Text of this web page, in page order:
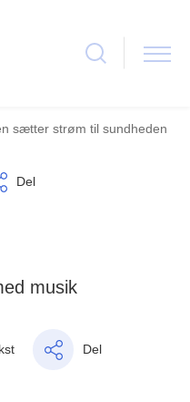
sætter strøm til sundheden
Del
musik
Del